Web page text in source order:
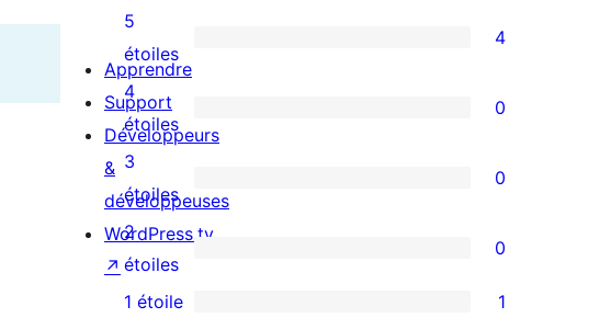
4
avis
à
5
étoiles
5
étoiles
4
0
avis
à
4
étoile
4
étoiles
0
0
avis
à
3
3
étoiles
0
0
avis
2
étoiles
0
1 étoile 1
Apprendre
Support
Développeurs
&
développeuses
WordPress.tv
↗